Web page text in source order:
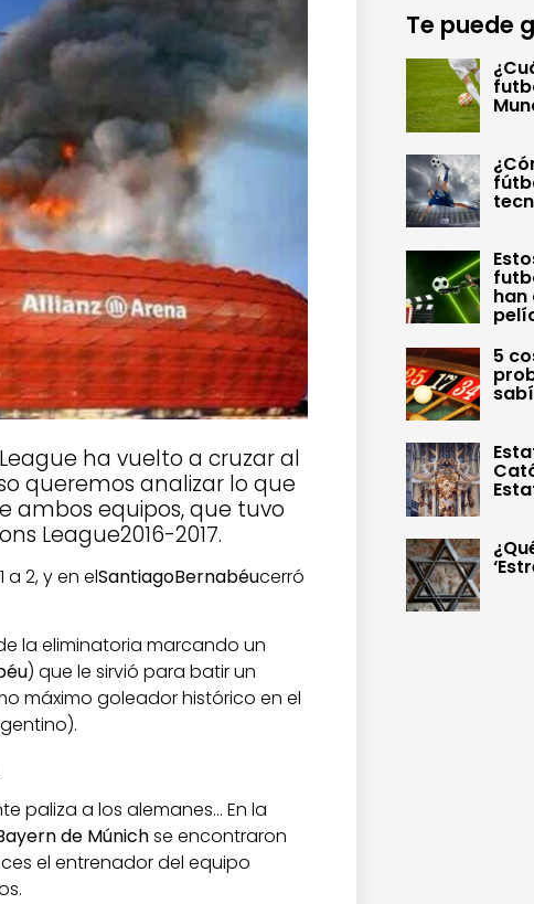
ha vuelto a cruzar al
queremos analizar lo que
ambos equipos, que tuvo
League2016-2017.
a 2, y en elSantiagoBernabéucerró
la eliminatoria marcando un
) que le sirvió para batir un
máximo goleador histórico en el
paliza a los alemanes… En la
de Múnichse encontraron
el entrenador del equipo
Te puede
han
5